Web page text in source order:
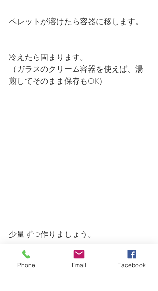
ペレットが溶けたら容器に移します。
冷えたら固まります。
（ガラスのクリーム容器を使えば、湯
煎してそのまま保存もOK）
少量ずつ作りましょう。
お風呂上りに、かかとに塗布してくだ
Phone Email Facebook